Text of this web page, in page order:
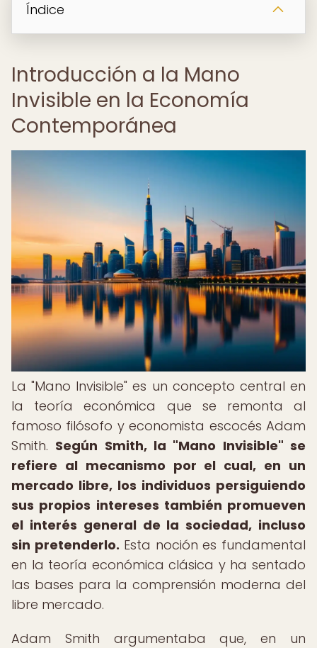
Índice
Introducción a la Mano
Invisible en la Economía
Contemporánea
La "Mano Invisible" es un concepto central en
la teoría económica que se remonta al
famoso filósofo y economista escocés Adam
Smith. Según Smith, la "Mano Invisible" se
refiere al mecanismo por el cual, en un
mercado libre, los individuos persiguiendo
sus propios intereses también promueven
el interés general de la sociedad, incluso
sin pretenderlo. Esta noción es fundamental
en la teoría económica clásica y ha sentado
las bases para la comprensión moderna del
libre mercado.
Adam Smith argumentaba que, en un